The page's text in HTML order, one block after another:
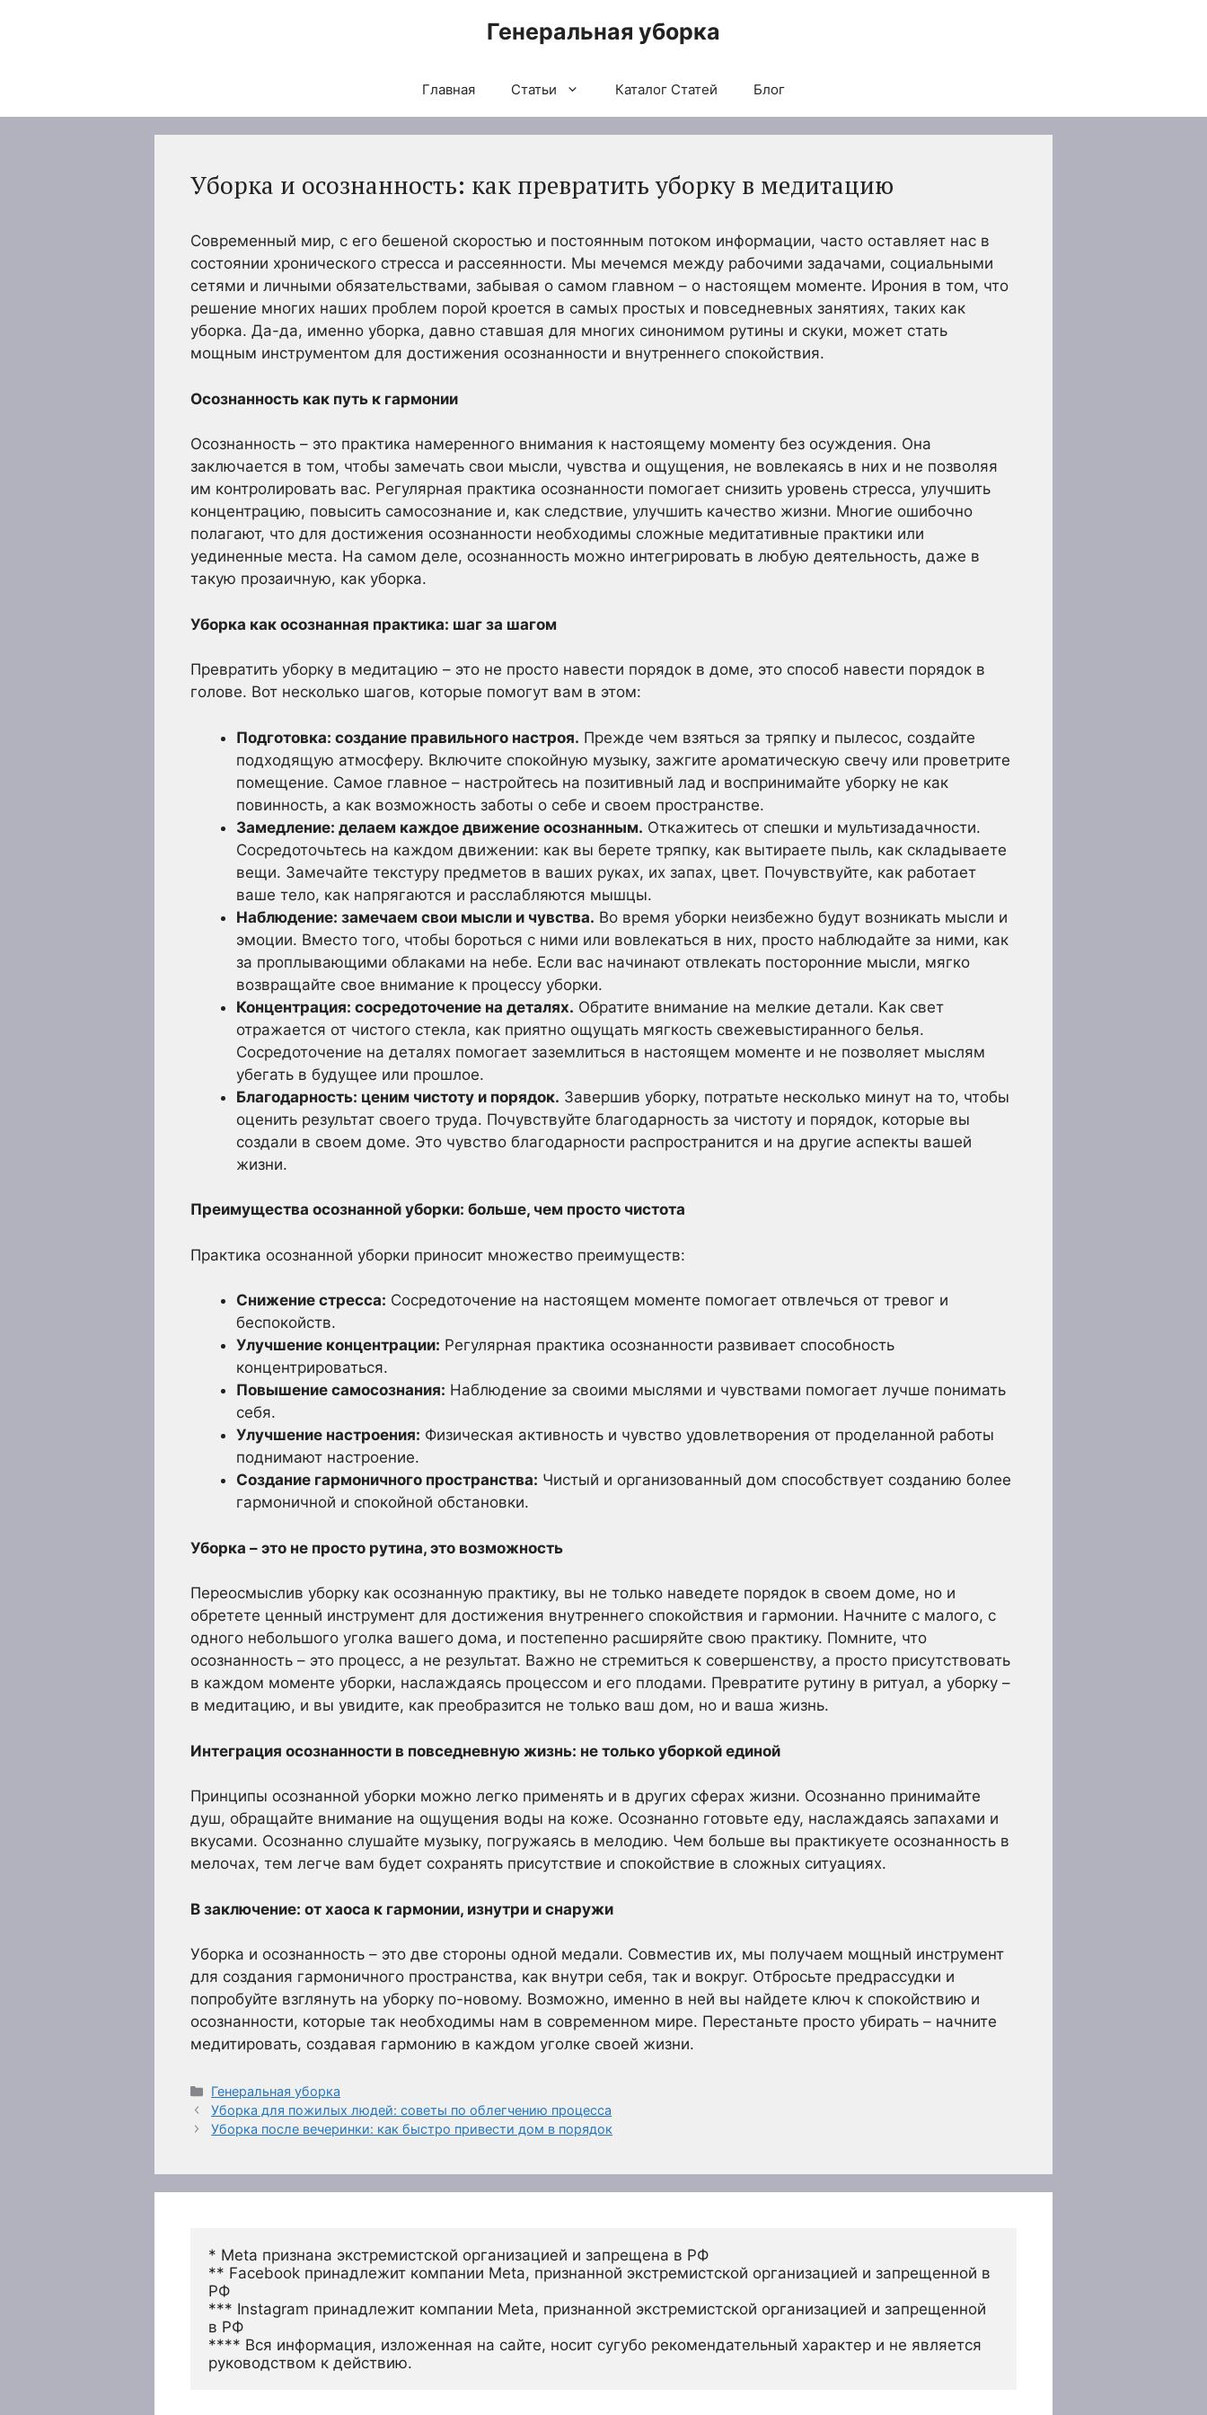
Генеральная уборка
Главная Статьи Каталог Статей Блог
Уборка и осознанность: как превратить уборку в медитацию
Современный мир, с его бешеной скоростью и постоянным потоком информации, часто оставляет нас в
состоянии хронического стресса и рассеянности. Мы мечемся между рабочими задачами, социальными
сетями и личными обязательствами, забывая о самом главном – о настоящем моменте. Ирония в том, что
решение многих наших проблем порой кроется в самых простых и повседневных занятиях, таких как
уборка. Да-да, именно уборка, давно ставшая для многих синонимом рутины и скуки, может стать
мощным инструментом для достижения осознанности и внутреннего спокойствия.
Осознанность как путь к гармонии
Осознанность – это практика намеренного внимания к настоящему моменту без осуждения. Она
заключается в том, чтобы замечать свои мысли, чувства и ощущения, не вовлекаясь в них и не позволяя
им контролировать вас. Регулярная практика осознанности помогает снизить уровень стресса, улучшить
концентрацию, повысить самосознание и, как следствие, улучшить качество жизни. Многие ошибочно
полагают, что для достижения осознанности необходимы сложные медитативные практики или
уединенные места. На самом деле, осознанность можно интегрировать в любую деятельность, даже в
такую прозаичную, как уборка.
Уборка как осознанная практика: шаг за шагом
Превратить уборку в медитацию – это не просто навести порядок в доме, это способ навести порядок в
голове. Вот несколько шагов, которые помогут вам в этом:
Подготовка: создание правильного настроя. Прежде чем взяться за тряпку и пылесос, создайте
подходящую атмосферу. Включите спокойную музыку, зажгите ароматическую свечу или проветрите
помещение. Самое главное – настройтесь на позитивный лад и воспринимайте уборку не как
повинность, а как возможность заботы о себе и своем пространстве.
Замедление: делаем каждое движение осознанным. Откажитесь от спешки и мультизадачности.
Сосредоточьтесь на каждом движении: как вы берете тряпку, как вытираете пыль, как складываете
вещи. Замечайте текстуру предметов в ваших руках, их запах, цвет. Почувствуйте, как работает
ваше тело, как напрягаются и расслабляются мышцы.
Наблюдение: замечаем свои мысли и чувства. Во время уборки неизбежно будут возникать мысли и
эмоции. Вместо того, чтобы бороться с ними или вовлекаться в них, просто наблюдайте за ними, как
за проплывающими облаками на небе. Если вас начинают отвлекать посторонние мысли, мягко
возвращайте свое внимание к процессу уборки.
Концентрация: сосредоточение на деталях. Обратите внимание на мелкие детали. Как свет
отражается от чистого стекла, как приятно ощущать мягкость свежевыстиранного белья.
Сосредоточение на деталях помогает заземлиться в настоящем моменте и не позволяет мыслям
убегать в будущее или прошлое.
Благодарность: ценим чистоту и порядок. Завершив уборку, потратьте несколько минут на то, чтобы
оценить результат своего труда. Почувствуйте благодарность за чистоту и порядок, которые вы
создали в своем доме. Это чувство благодарности распространится и на другие аспекты вашей
жизни.
Преимущества осознанной уборки: больше, чем просто чистота
Практика осознанной уборки приносит множество преимуществ:
Снижение стресса: Сосредоточение на настоящем моменте помогает отвлечься от тревог и
беспокойств.
Улучшение концентрации: Регулярная практика осознанности развивает способность
концентрироваться.
Повышение самосознания: Наблюдение за своими мыслями и чувствами помогает лучше понимать
себя.
Улучшение настроения: Физическая активность и чувство удовлетворения от проделанной работы
поднимают настроение.
Создание гармоничного пространства: Чистый и организованный дом способствует созданию более
гармоничной и спокойной обстановки.
Уборка – это не просто рутина, это возможность
Переосмыслив уборку как осознанную практику, вы не только наведете порядок в своем доме, но и
обретете ценный инструмент для достижения внутреннего спокойствия и гармонии. Начните с малого, с
одного небольшого уголка вашего дома, и постепенно расширяйте свою практику. Помните, что
осознанность – это процесс, а не результат. Важно не стремиться к совершенству, а просто присутствовать
в каждом моменте уборки, наслаждаясь процессом и его плодами. Превратите рутину в ритуал, а уборку –
в медитацию, и вы увидите, как преобразится не только ваш дом, но и ваша жизнь.
Интеграция осознанности в повседневную жизнь: не только уборкой единой
Принципы осознанной уборки можно легко применять и в других сферах жизни. Осознанно принимайте
душ, обращайте внимание на ощущения воды на коже. Осознанно готовьте еду, наслаждаясь запахами и
вкусами. Осознанно слушайте музыку, погружаясь в мелодию. Чем больше вы практикуете осознанность в
мелочах, тем легче вам будет сохранять присутствие и спокойствие в сложных ситуациях.
В заключение: от хаоса к гармонии, изнутри и снаружи
Уборка и осознанность – это две стороны одной медали. Совместив их, мы получаем мощный инструмент
для создания гармоничного пространства, как внутри себя, так и вокруг. Отбросьте предрассудки и
попробуйте взглянуть на уборку по-новому. Возможно, именно в ней вы найдете ключ к спокойствию и
осознанности, которые так необходимы нам в современном мире. Перестаньте просто убирать – начните
медитировать, создавая гармонию в каждом уголке своей жизни.
Рубрики
Генеральная уборка
Уборка для пожилых людей: советы по облегчению процесса
Уборка после вечеринки: как быстро привести дом в порядок
* Meta признана экстремистской организацией и запрещена в РФ
** Facebook принадлежит компании Meta, признанной экстремистской организацией и запрещенной в
РФ
*** Instagram принадлежит компании Meta, признанной экстремистской организацией и запрещенной
в РФ
**** Вся информация, изложенная на сайте, носит сугубо рекомендательный характер и не является
руководством к действию.